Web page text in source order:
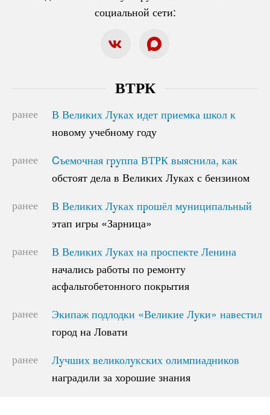
социальной сети:
ВТРК
ранее
В Великих Луках идет приемка школ к
новому учебному году
В Великих Луках идет приемка школ к
новому учебному году
ранее
Cъемочная группа ВТРК выяснила, как
обстоят дела в Великих Луках с бензином
Cъемочная группа ВТРК выяснила, как
обстоят дела в Великих Луках с бензином
ранее
В Великих Луках прошёл муниципальный
этап игры «Зарница»
В Великих Луках прошёл муниципальный
этап игры «Зарница»
ранее
В Великих Луках на проспекте Ленина
начались работы по ремонту
асфальтобетонного покрытия
В Великих Луках на проспекте Ленина
начались работы по ремонту
асфальтобетонного покрытия
ранее
Экипаж подлодки «Великие Луки» навестил
город на Ловати
Экипаж подлодки «Великие Луки» навестил
город на Ловати
ранее
Лучших великолукских олимпиадников
наградили за хорошие знания
Лучших великолукских олимпиадников
наградили за хорошие знания